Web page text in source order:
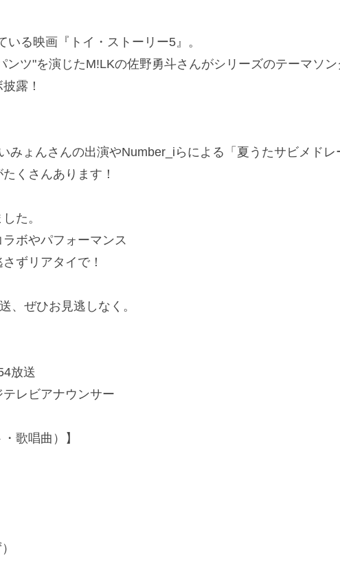
る映画『トイ・ストーリー5』。
ンツ"を演じたM!LKの佐野勇斗さんがシリーズのテーマソ
露！
みょんさんの出演やNumber_iらによる「夏うたサビメド
くさんあります！
た。
ボやパフォーマンス
ずリアタイで！
、ぜひお見逃しなく。
放送
テレビアナウンサー
歌唱曲）】